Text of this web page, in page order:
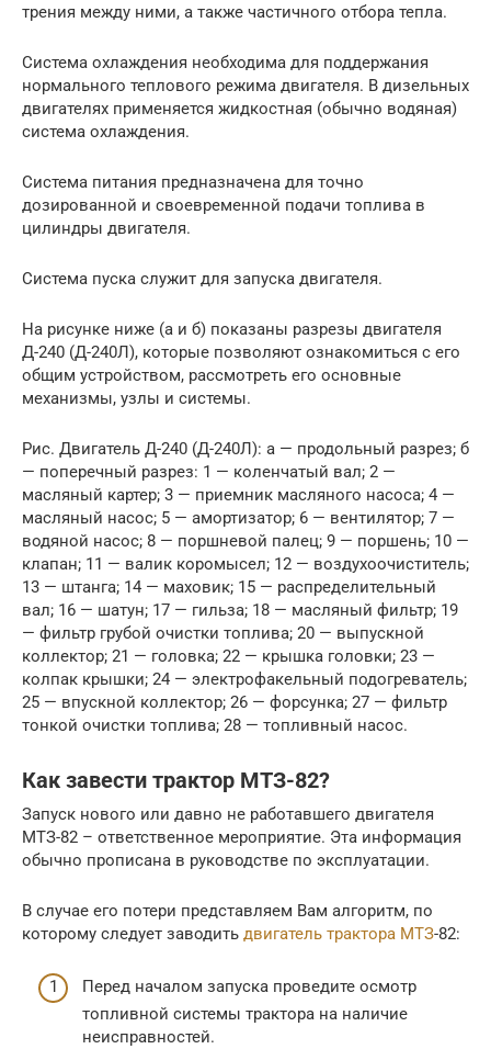
трения между ними, а также частичного отбора тепла.
Система охлаждения необходима для поддержания
нормального теплового режима двигателя. В дизельных
двигателях применяется жидкостная (обычно водяная)
система охлаждения.
Система питания предназначена для точно
дозированной и своевременной подачи топлива в
цилиндры двигателя.
Система пуска служит для запуска двигателя.
На рисунке ниже (а и б) показаны разрезы двигателя
Д-240 (Д-240Л), которые позволяют ознакомиться с его
общим устройством, рассмотреть его основные
механизмы, узлы и системы.
Рис. Двигатель Д-240 (Д-240Л): а — продольный разрез; б
— поперечный разрез: 1 — коленчатый вал; 2 —
масляный картер; 3 — приемник масляного насоса; 4 —
масляный насос; 5 — амортизатор; 6 — вентилятор; 7 —
водяной насос; 8 — поршневой палец; 9 — поршень; 10 —
клапан; 11 — валик коромысел; 12 — воздухоочиститель;
13 — штанга; 14 — маховик; 15 — распределительный
вал; 16 — шатун; 17 — гильза; 18 — масляный фильтр; 19
— фильтр грубой очистки топлива; 20 — выпускной
коллектор; 21 — головка; 22 — крышка головки; 23 —
колпак крышки; 24 — электрофакельный подогреватель;
25 — впускной коллектор; 26 — форсунка; 27 — фильтр
тонкой очистки топлива; 28 — топливный насос.
Как завести трактор МТЗ-82?
Запуск нового или давно не работавшего двигателя
МТЗ-82 – ответственное мероприятие. Эта информация
обычно прописана в руководстве по эксплуатации.
В случае его потери представляем Вам алгоритм, по
которому следует заводить двигатель трактора МТЗ-82:
Перед началом запуска проведите осмотр
топливной системы трактора на наличие
неисправностей.